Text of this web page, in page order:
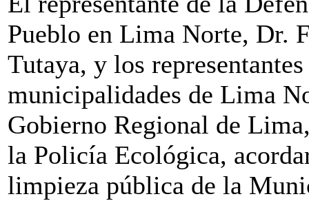
Pueblo en Lima Norte, Dr.
Tutaya, y los representantes
municipalidades de Lima
Gobierno Regional de
la Policía Ecológica,
limpieza pública de la